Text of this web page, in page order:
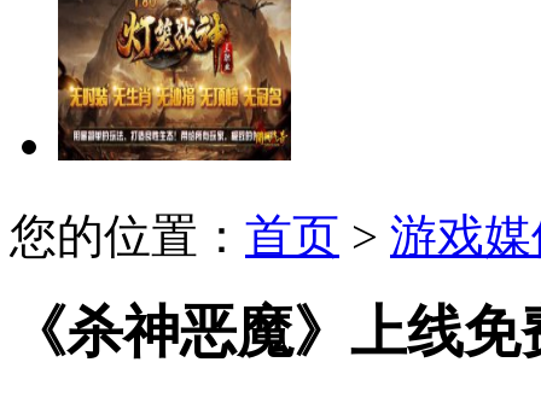
您的位置： 首页 > 游戏
《杀神恶魔》上线